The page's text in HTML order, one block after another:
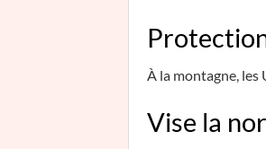
À la montagne,
Vise la